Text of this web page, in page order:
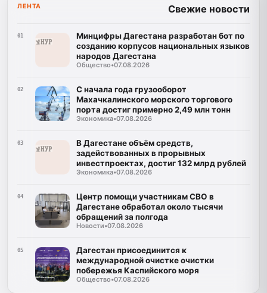
ЛЕНТА Свежие новости
01
Минцифры Дагестана разработан бот по
созданию корпусов национальных языков
народов Дагестана
Общество•07.08.2026
02
С начала года грузооборот
Махачкалинского морского торгового
порта достиг примерно 2,49 млн тонн
Экономика•07.08.2026
03
В Дагестане объём средств,
задействованных в прорывных
инвестпроектах, достиг 132 млрд рублей
Экономика•07.08.2026
04
Центр помощи участникам СВО в
Дагестане обработал около тысячи
обращений за полгода
Новости•07.08.2026
05
Дагестан присоединится к
международной очистке очистки
побережья Каспийского моря
Общество•07.08.2026